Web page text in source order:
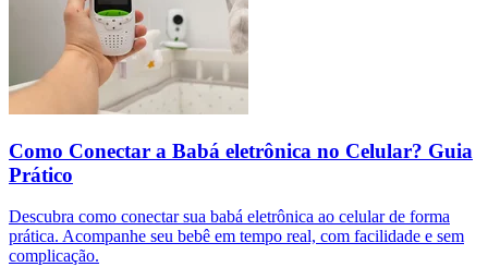
Como Conectar a Babá eletrônica no Celular? Guia
Prático
Descubra como conectar sua babá eletrônica ao celular de forma
prática. Acompanhe seu bebê em tempo real, com facilidade e sem
complicação.